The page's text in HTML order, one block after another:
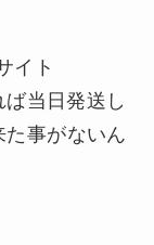
イト
当日発送し
事がないん